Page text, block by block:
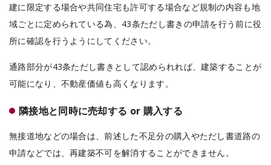
建に限定する場合や共同住宅も許可する場合など規制の内容も地
域ごとに定められている為、43条ただし書きの申請を行う前に役
所に確認を行うようにしてください。
通路部分が43条ただし書きとして認められれば、建築することが
可能になり、不動産価値も高くなります。
隣接地と同時に売却する or 購入する
無接道地などの場合は、前述した不足分の購入やただし書道路の
申請などでは、再建築不可を解消することができません。